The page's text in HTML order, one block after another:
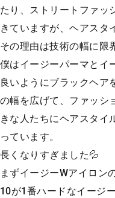
たり、ストリートファッ
きていますが、ヘアスタ
その理由は技術の幅に限
僕はイージーパーマとイ
良いようにブラックヘア
の幅を広げて、ファッシ
きな人たちにヘアスタイ
っています。
長くなりすぎました💦
まずイージーWアイロン
10が1番ハードなイージ